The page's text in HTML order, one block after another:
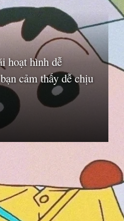
hoạt hình dễ
cảm thấy dễ chịu